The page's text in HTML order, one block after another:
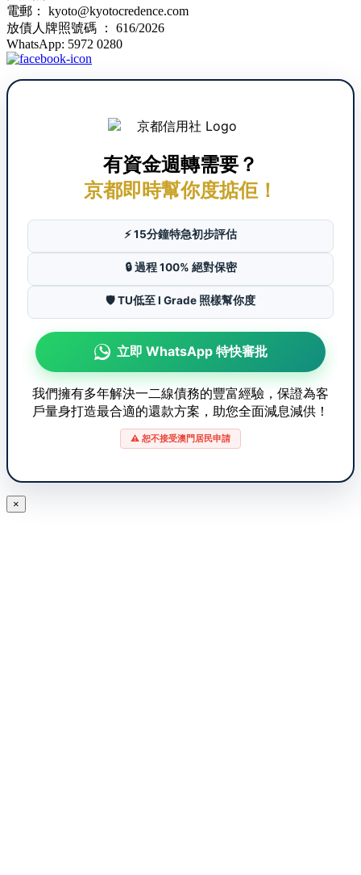
電郵： kyoto@kyotocredence.com
放債人牌照號碼 ： 616/2026
WhatsApp: 5972 0280
有資金週轉需要？
京都即時幫你度掂佢！
⚡ 15分鐘特急初步評估
🔒 過程 100% 絕對保密
🛡️ TU低至 I Grade 照樣幫你度
立即 WhatsApp 特快審批
我們擁有多年解決一二線債務的豐富經驗，保證為客
戶量身打造最合適的還款方案，助您全面減息減供！
⚠️ 恕不接受澳門居民申請
×